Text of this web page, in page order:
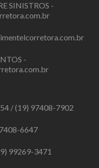
SINISTROS -
-
/(19) 97408-7902
6647
99269-3471